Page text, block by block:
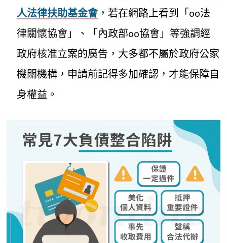
人法律扶助基金會，若在網路上看到「oo法
律關懷協會」、「內政部oo協會」等強調經
政府核准立案的廣告，大多都不屬於政府公家
機關機構，申請前記得多加確認，才能保障自
身權益。